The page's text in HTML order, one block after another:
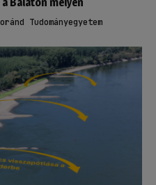
Balaton mélyén
Tudományegyetem